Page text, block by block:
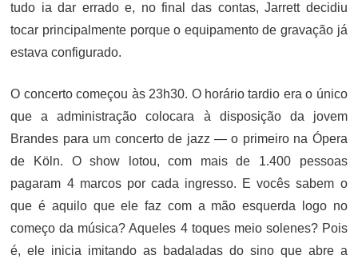
tudo ia dar errado e, no final das contas, Jarrett decidiu
tocar principalmente porque o equipamento de gravação já
estava configurado.
O concerto começou às 23h30. O horário tardio era o único
que a administração colocara à disposição da jovem
Brandes para um concerto de jazz — o primeiro na Ópera
de Köln. O show lotou, com mais de 1.400 pessoas
pagaram 4 marcos por cada ingresso. E vocês sabem o
que é aquilo que ele faz com a mão esquerda logo no
começo da música? Aqueles 4 toques meio solenes? Pois
é, ele inicia imitando as badaladas do sino que abre a